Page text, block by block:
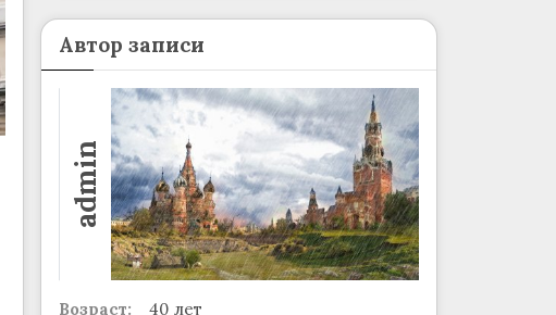
Автор записи
admin
Возраст:
40 лет